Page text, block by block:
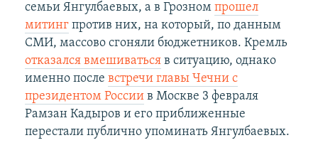
семьи Янгулбаевых, а в Грозном прошел
митингпротив них, на который, по данным
СМИ, массово сгоняли бюджетников. Кремль
отказался вмешиватьсяв ситуацию, однако
именно после встречи главы Чечни с
президентом Россиив Москве 3 февраля
Рамзан Кадыров и его приближенные
перестали публично упоминать Янгулбаевых.